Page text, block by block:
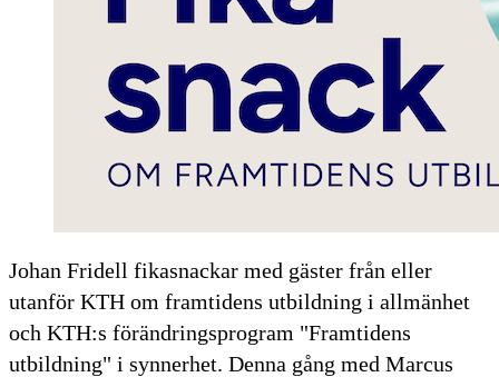
Johan Fridell fikasnackar med gäster från eller
utanför KTH om framtidens utbildning i allmänhet
och KTH:s förändringsprogram "Framtidens
utbildning" i synnerhet. Denna gång med Marcus